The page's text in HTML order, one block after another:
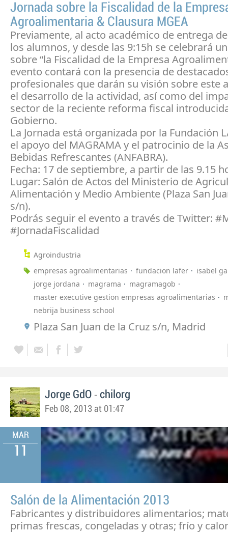
Jornada sobre la Fiscalidad de la
Agroalimentaria & Clausura MGEA
Previamente, al acto académico de entrega
los alumnos, y desde las 9:15h se celebrará
sobre “la Fiscalidad de la Empresa
evento contará con la presencia de
profesionales que darán su visión sobre este
el desarrollo de la actividad, así como del
sector de la reciente reforma fiscal
Gobierno.
La Jornada está organizada por la Fundación
el apoyo del MAGRAMA y el patrocinio de la
Bebidas Refrescantes (ANFABRA).
Fecha: 17 de septiembre, a partir de las 9.15
Lugar: Salón de Actos del Ministerio de
Alimentación y Medio Ambiente (Plaza San
s/n).
Podrás seguir el evento a través de Twitter:
#JornadaFiscalidad
Agroindustria
empresas agroalimentarias
fundacion lafer
isabel
jorge jordana
magrama
magramagob
master executive gestion empresas agroalimentarias
nebrija business school
Plaza San Juan de la Cruz s/n, Madrid
Jorge GdO - chilorg
Feb 08, 2013 at 01:47
MAR
11
Salón de la Alimentación 2013
Fabricantes y distribuidores alimentarios;
primas frescas, congeladas y otras; frío y calor